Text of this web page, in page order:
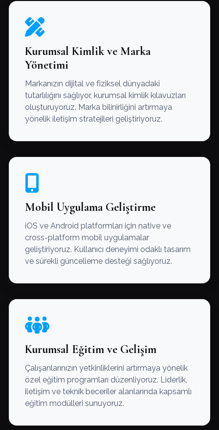
Kurumsal Kimlik ve Marka
Yönetimi
Markanızın dijital ve fiziksel dünyadaki
tutarlılığını sağlıyor, kurumsal kimlik kılavuzları
oluşturuyoruz. Marka bilinirliğini artırmaya
yönelik iletişim stratejileri geliştiriyoruz.
Mobil Uygulama Geliştirme
iOS ve Android platformları için native ve
cross-platform mobil uygulamalar
geliştiriyoruz. Kullanıcı deneyimi odaklı tasarım
ve sürekli güncelleme desteği sağlıyoruz.
Kurumsal Eğitim ve Gelişim
Çalışanlarınızın yetkinliklerini artırmaya yönelik
özel eğitim programları düzenliyoruz. Liderlik,
iletişim ve teknik beceriler alanlarında kapsamlı
eğitim modülleri sunuyoruz.